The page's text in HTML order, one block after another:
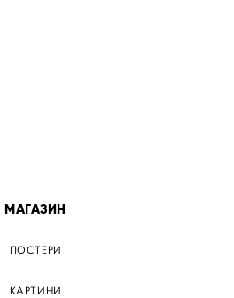
МАГАЗИН
ПОСТЕРИ
КАРТИНИ